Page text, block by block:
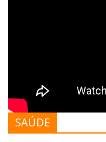
SAÚDE